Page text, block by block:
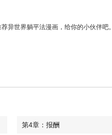
异世界躺平法漫画，给你的小伙伴吧。
第4章：报酬